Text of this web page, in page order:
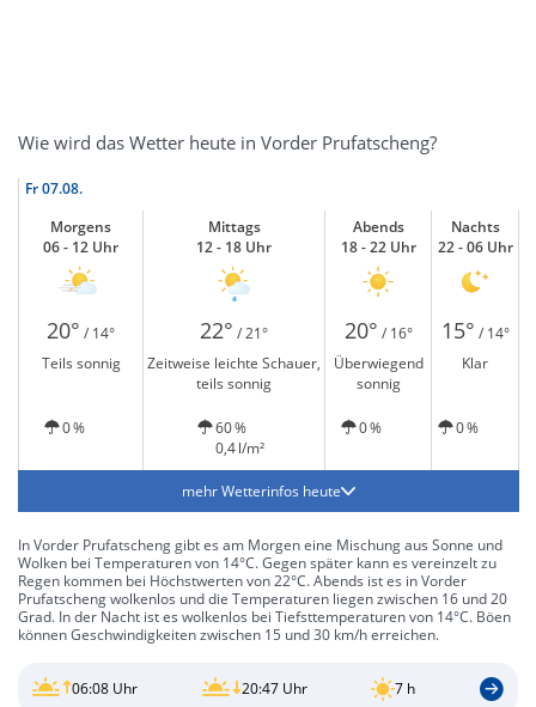
Wie wird das Wetter heute in Vorder Prufatscheng?
Fr07.08.
Morgens
06 - 12 Uhr
Mittags
12 - 18 Uhr
Abends
18 - 22 Uhr
Nachts
22 - 06 Uhr
20° / 14° 22° / 21° 20° / 16° 15° / 14°
Teils sonnig
Zeitweise leichte Schauer,
teils sonnig
Überwiegend
sonnig
Klar
0 %
60 %
0,4 l/m²
0 % 0 %
mehr Wetterinfos heute
In Vorder Prufatscheng gibt es am Morgen eine Mischung aus Sonne und
Wolken bei Temperaturen von 14°C. Gegen später kann es vereinzelt zu
Regen kommen bei Höchstwerten von 22°C. Abends ist es in Vorder
Prufatscheng wolkenlos und die Temperaturen liegen zwischen 16 und 20
Grad. In der Nacht ist es wolkenlos bei Tiefsttemperaturen von 14°C. Böen
können Geschwindigkeiten zwischen 15 und 30 km/h erreichen.
06:08 Uhr 20:47 Uhr 7 h